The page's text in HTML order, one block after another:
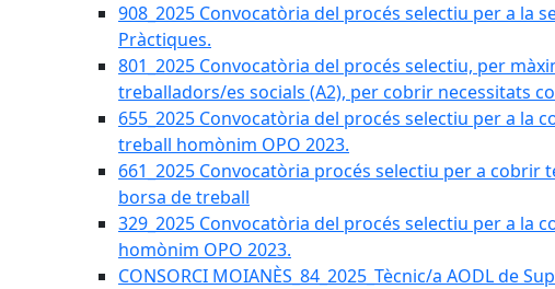
908_2025 Convocatòria del procés selectiu per a la
Pràctiques.
801_2025 Convocatòria del procés selectiu, per
treballadors/es socials (A2), per cobrir necessitats
655_2025 Convocatòria del procés selectiu per a
treball homònim OPO 2023.
661_2025 Convocatòria procés selectiu per a
borsa de treball
329_2025 Convocatòria del procés selectiu per a
homònim OPO 2023.
CONSORCI MOIANÈS_84_2025_Tècnic/a AODL de